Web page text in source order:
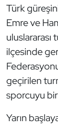
Türk
Emre ve
uluslararası
ilçesinde
geçirilen
sporcuyu
Yarın
E-Spor
Eskrim
Futbol
Futsal
Genel